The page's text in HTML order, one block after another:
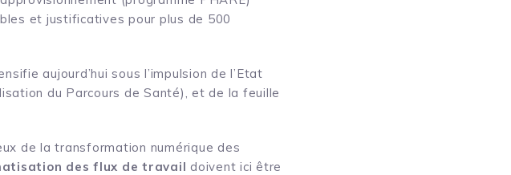
et justificatives pour plus de 500
aujourd’hui sous l’impulsion de l’Etat
du Parcours de Santé), et de la feuille
de la transformation numérique des
des flux de travail doivent ici être